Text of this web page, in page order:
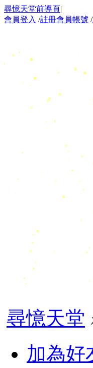
尋憶天堂前導頁|
會員登入 /註冊會員帳號 /
尋憶天堂
加為好